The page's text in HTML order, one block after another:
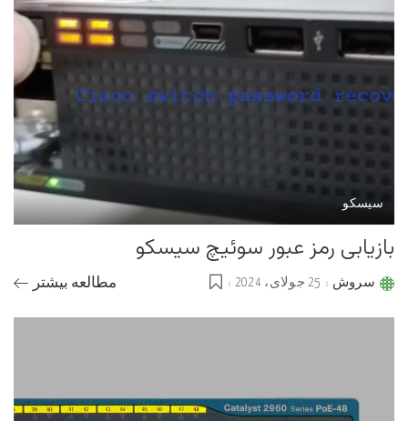
سیسکو
بازیابی رمز عبور سوئیچ سیسکو
Postedسروش 25 جولای، 2024 مطالعه بیشتر